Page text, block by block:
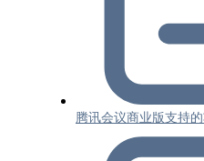
腾讯会议商业版支持